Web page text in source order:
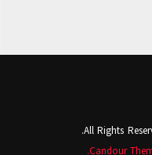
Candour